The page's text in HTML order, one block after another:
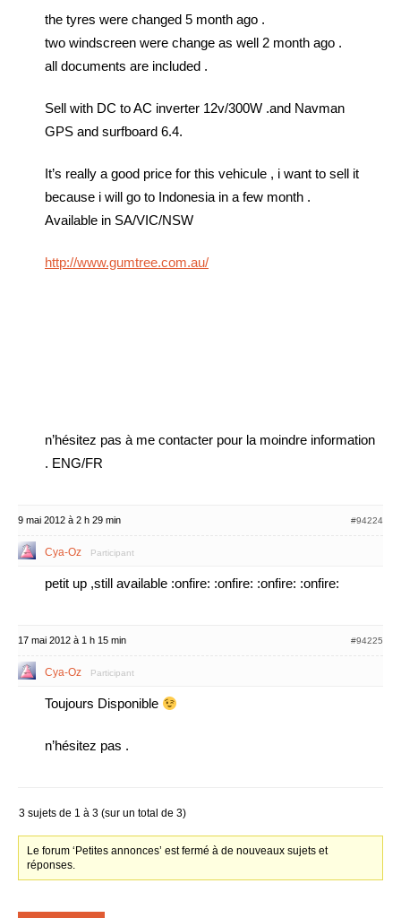
the tyres were changed 5 month ago .
two windscreen were change as well 2 month ago .
all documents are included .
Sell with DC to AC inverter 12v/300W .and Navman
GPS and surfboard 6.4.
It’s really a good price for this vehicule , i want to sell it
because i will go to Indonesia in a few month .
Available in SA/VIC/NSW
http://www.gumtree.com.au/
n’hésitez pas à me contacter pour la moindre information
. ENG/FR
9 mai 2012 à 2 h 29 min #94224
Cya-Oz Participant
petit up ,still available :onfire: :onfire: :onfire: :onfire:
17 mai 2012 à 1 h 15 min #94225
Cya-Oz Participant
Toujours Disponible
n’hésitez pas .
3 sujets de 1 à 3 (sur un total de 3)
Le forum ‘Petites annonces’ est fermé à de nouveaux sujets et
réponses.